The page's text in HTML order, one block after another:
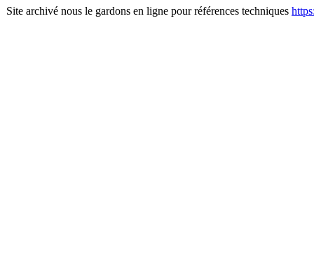
Site archivé nous le gardons en ligne pour références techniques